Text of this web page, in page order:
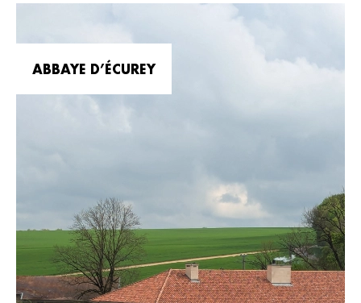
ABBAYE D’ÉCUREY